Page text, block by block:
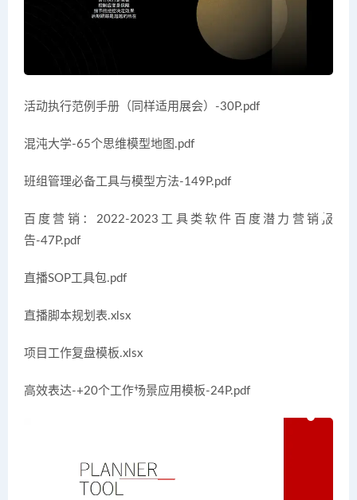
活动执行范例手册（同样适用展会）-30P.pdf
混沌大学-65个思维模型地图.pdf
班组管理必备工具与模型方法-149P.pdf
百度营销：2022-2023工具类软件百度潜力营销报
告-47P.pdf
直播SOP工具包.pdf
直播脚本规划表.xlsx
项目工作复盘模板.xlsx
高效表达-+20个工作场景应用模板-24P.pdf